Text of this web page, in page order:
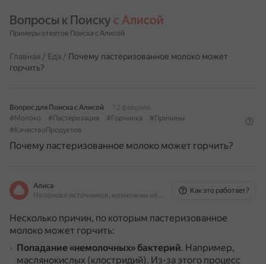
Вопросы к Поиску с Алисой
Примеры ответов Поиска с Алисой
Главная / Еда / Почему пастеризованное молоко может
горчить?
Вопрос для Поиска с Алисой
12 февраля
#Молоко
#Пастеризация #Горчинка
#Причины
#КачествоПродуктов
Почему пастеризованное молоко может горчить?
Алиса
На основе источников, возможны неточности
Как это работает?
Несколько причин, по которым пастеризованное
молоко может горчить:
Попадание «немолочных» бактерий. Например,
маслянокислых (клостридий). Из-за этого процесс